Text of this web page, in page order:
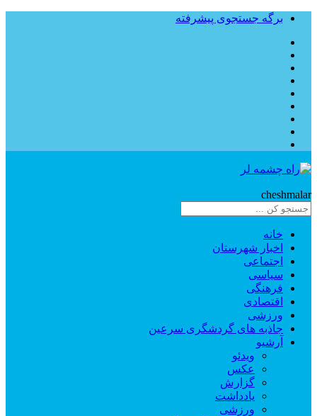
برگه جستجوی پیشرفته
cheshmalar
خانه
اخبار شهرستان
اجتماعی
سیاسی
فرهنگی
اقتصادی
ورزشی
جاذبه های گردشگری سرعین
آرشیو
ویدئو
عکس
گزارش
یادداشت
ورزشی